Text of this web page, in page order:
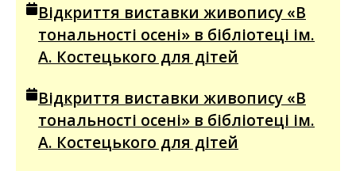
Відкриття виставки живопису «В
тональності осені» в бібліотеці ім.
А. Костецького для дітей
Відкриття виставки живопису «В
тональності осені» в бібліотеці ім.
А. Костецького для дітей